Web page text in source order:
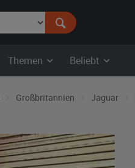
Themen Beliebt
Großbritannien Jaguar